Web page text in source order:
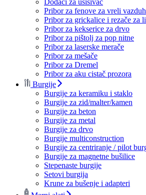
Dodaci za usisivač
Pribor za fenove za vreli vazduh
Pribor za grickalice i rezače za
Pribor za kekserice za drvo
Pribor za pištolj za pop nitne
Pribor za laserske merače
Pribor za mešače
Pribor za Dremel
Pribor za aku cistač prozora
Burgije
Burgije za keramiku i staklo
Burgije za zid/malter/kamen
Burgije za beton
Burgije za metal
Burgije za drvo
Burgije multiconstruction
Burgije za centriranje / pilot
Burgije za magnetne bušilice
Stepenaste burgije
Setovi burgija
Krune za bušenje i adapteri